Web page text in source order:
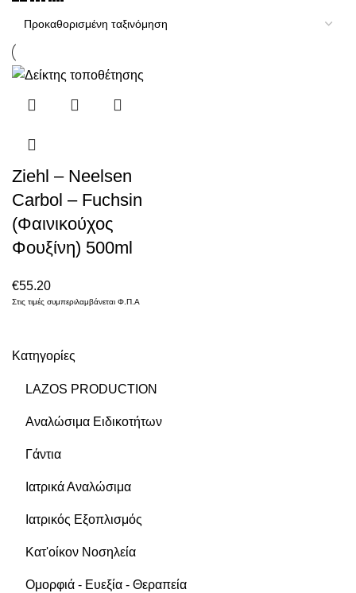
Κατηγορίες
LAZOS PRODUCTION
Αναλώσιμα Ειδικοτήτων
Γάντια
Ιατρικά Αναλώσιμα
Ιατρικός Εξοπλισμός
Κατ'οίκον Νοσηλεία
Ομορφιά - Ευεξία - Θεραπεία
Ziehl – Neelsen
Carbol – Fuchsin
(Φαινικούχος
Φουξίνη) 500ml
€55.20
Στις τιμές συμπεριλαμβάνεται Φ.Π.Α